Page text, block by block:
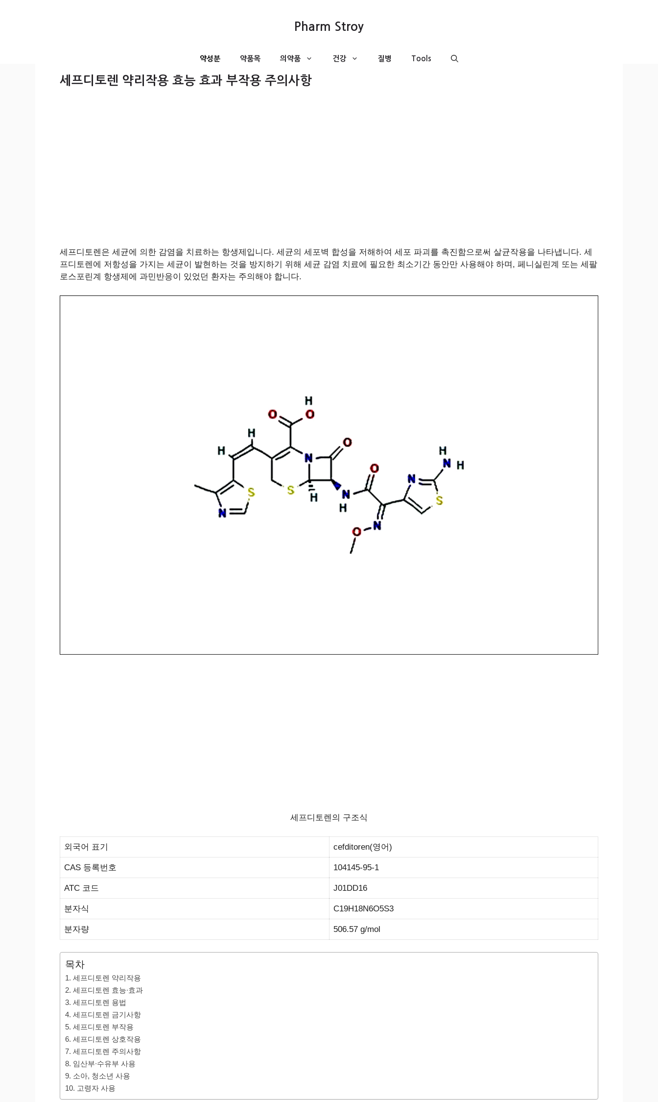
Pharm Stroy
약성분 약품목 의약품 건강 질병 Tools
세프디토렌 약리작용 효능 효과 부작용 주의사항
세프디토렌은 세균에 의한 감염을 치료하는 항생제입니다. 세균의 세포벽 합성을 저해하여 세포 파괴를 촉진함으로써 살균작용을 나타냅니다. 세
프디토렌에 저항성을 가지는 세균이 발현하는 것을 방지하기 위해 세균 감염 치료에 필요한 최소기간 동안만 사용해야 하며, 페니실린계 또는 세팔
로스포린계 항생제에 과민반응이 있었던 환자는 주의해야 합니다.
세프디토렌의 구조식
외국어 표기 cefditoren(영어)
CAS 등록번호 104145-95-1
ATC 코드 J01DD16
분자식 C19H18N6O5S3
분자량 506.57 g/mol
목차
1. 세프디토렌 약리작용
2. 세프디토렌 효능∙효과
3. 세프디토렌 용법
4. 세프디토렌 금기사항
5. 세프디토렌 부작용
6. 세프디토렌 상호작용
7. 세프디토렌 주의사항
8. 임산부∙수유부 사용
9. 소아, 청소년 사용
10. 고령자 사용